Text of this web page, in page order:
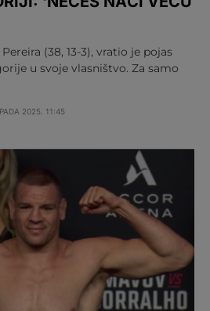
(38, 13-3), vratio je pojas
u svoje vlasništvo. Za samo
2025. 11:45